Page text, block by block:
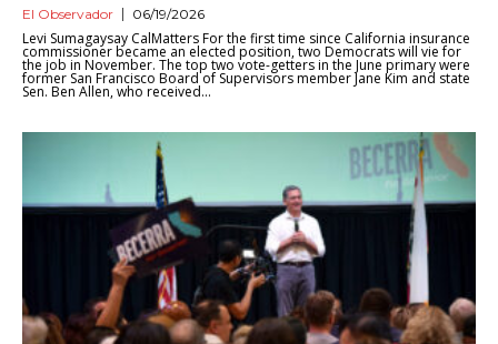
El Observador 06/19/2026
Levi Sumagaysay CalMatters For the first time since California insurance
commissioner became an elected position, two Democrats will vie for
the job in November. The top two vote-getters in the June primary were
former San Francisco Board of Supervisors member Jane Kim and state
Sen. Ben Allen, who received...